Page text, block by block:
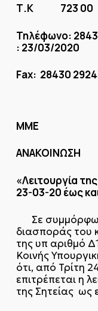
Τ.Κ 723 00
Τηλέφωνο:
: 23/03/2020
Fax: 28430
ΜΜΕ
ΑΝΑΚΟΙΝΩΣΗ
«Λειτουργία
23-03-20 έως
Σε
διασποράς του
της υπ αριθμό
Κοινής
ότι, από Τρίτη
επιτρέπεται η
της Σητείας ως